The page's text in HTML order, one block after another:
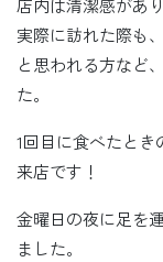
店内は清潔感があ
実際に訪れた際も
と思われる方など
た。
1回目に食べたと
来店です！
金曜日の夜に足を
ました。